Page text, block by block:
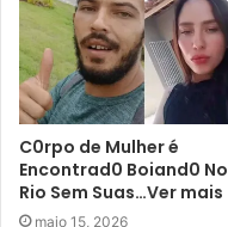
C0rpo de Mulher é
Encontrad0 Boiand0 No
Rio Sem Suas…Ver mais
maio 15, 2026